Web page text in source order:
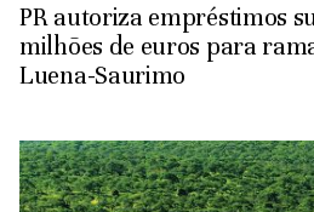
PR autoriza empréstimos
milhões de euros para
Luena-Saurimo